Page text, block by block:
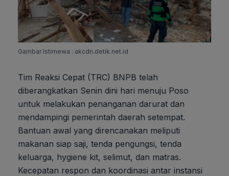
Gambar Istimewa : akcdn.detik.net.id
Tim Reaksi Cepat (TRC) BNPB telah
diberangkatkan Senin dini hari menuju Poso
untuk melakukan penanganan darurat dan
mendampingi pemerintah daerah setempat.
Bantuan awal yang direncanakan meliputi
makanan siap saji, tenda pengungsi, tenda
keluarga, hygiene kit, selimut, dan matras.
Kecepatan respon dan koordinasi antar instansi